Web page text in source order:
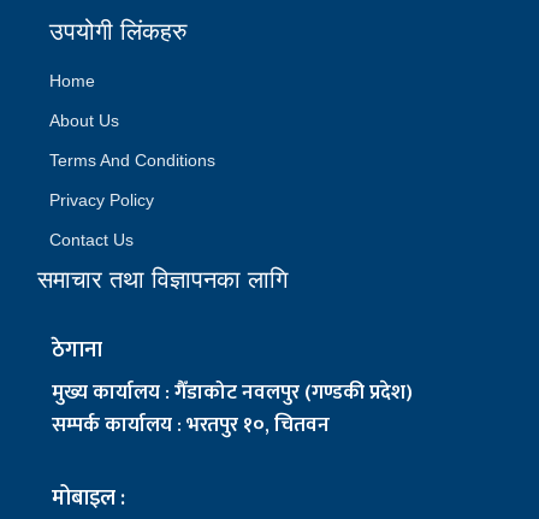
उपयोगी लिंकहरु
Home
About Us
Terms And Conditions
Privacy Policy
Contact Us
समाचार तथा विज्ञापनका लागि
ठेगाना
मुख्य कार्यालय : गैँडाकोट नवलपुर (गण्डकी प्रदेश)
सम्पर्क कार्यालय : भरतपुर १०, चितवन
मोबाइल :